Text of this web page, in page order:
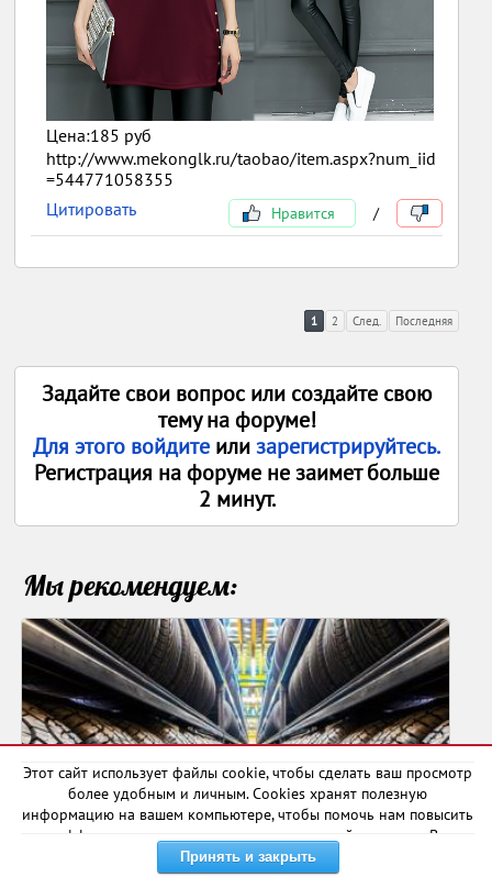
Цена:185 руб
http://www.mekonglk.ru/taobao/item.aspx?num_iid
=544771058355
Цитировать
Нравится /
1 2 След. Последняя
Задайте свои вопрос или создайте свою
тему на форуме!
Для этого войдите илизарегистрируйтесь.
Регистрация на форуме не заимет больше
2 минут.
Мы рекомендуем:
1005 1
Как правильно хранить автомобильные
шины? Советы, ...
Этот сайт использует файлы cookie, чтобы сделать ваш просмотр
более удобным и личным. Cookies хранят полезную
информацию на вашем компьютере, чтобы помочь нам повысить
эффективность и актуальность нашего сайта для вас. В
некоторых случаях они необходимы для правильной работы
сайта.